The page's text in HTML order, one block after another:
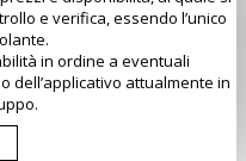
e verifica, essendo l’unico
in ordine a eventuali
dell’applicativo attualmente in